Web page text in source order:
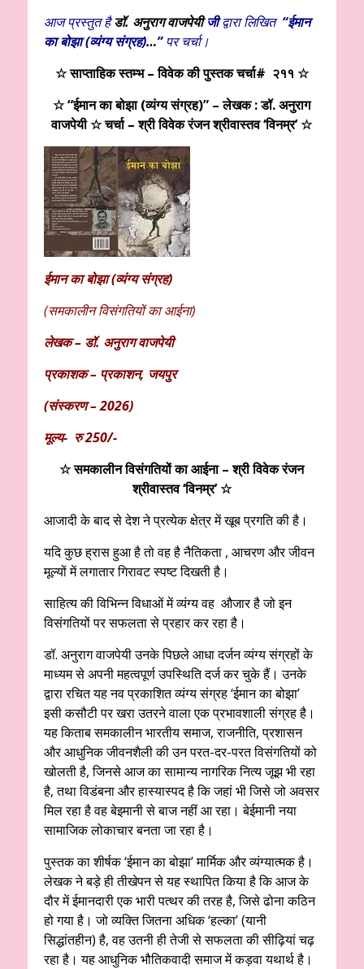
आज प्रस्तुत हैडॉ. अनुराग वाजपेयीजीद्वारा लिखित “ईमान
का बोझा (व्यंग्य संग्रह)…” पर चर्चा।
☆साप्ताहिक स्तम्भ – विवेक की पुस्तक चर्चा# २११ ☆
☆ “ईमान का बोझा (व्यंग्य संग्रह)” – लेखक : डॉ. अनुराग
वाजपेयी ☆ चर्चा – श्री विवेक रंजन श्रीवास्तव ‘विनम्र’ ☆
ईमान का बोझा (व्यंग्य संग्रह)
(समकालीन विसंगतियों का आईना)
लेखक – डॉ. अनुराग वाजपेयी
प्रकाशक – प्रकाशन, जयपुर
(संस्करण – 2026)
मूल्य- रु 250/-
☆ समकालीन विसंगतियों का आईना – श्री विवेक रंजन
श्रीवास्तव ‘विनम्र’ ☆
आजादी के बाद से देश ने प्रत्येक क्षेत्र में खूब प्रगति की है।
यदि कुछ ह्रास हुआ है तो वह है नैतिकता , आचरण और जीवन
मूल्यों में लगातार गिरावट स्पष्ट दिखती है।
साहित्य की विभिन्न विधाओं में व्यंग्य वह औजार है जो इन
विसंगतियों पर सफलता से प्रहार कर रहा है।
डॉ. अनुराग वाजपेयी उनके पिछले आधा दर्जन व्यंग्य संग्रहों के
माध्यम से अपनी महत्वपूर्ण उपस्थिति दर्ज कर चुके हैं। उनके
द्वारा रचित यह नव प्रकाशित व्यंग्य संग्रह ‘ईमान का बोझा’
इसी कसौटी पर खरा उतरने वाला एक प्रभावशाली संग्रह है।
यह किताब समकालीन भारतीय समाज, राजनीति, प्रशासन
और आधुनिक जीवनशैली की उन परत-दर-परत विसंगतियों को
खोलती है, जिनसे आज का सामान्य नागरिक नित्य जूझ भी रहा
है, तथा विडंबना और हास्यास्पद है कि जहां भी जिसे जो अवसर
मिल रहा है वह बेइमानी से बाज नहीं आ रहा। बेईमानी नया
सामाजिक लोकाचार बनता जा रहा है।
पुस्तक का शीर्षक ‘ईमान का बोझा’ मार्मिक और व्यंग्यात्मक है।
लेखक ने बड़े ही तीखेपन से यह स्थापित किया है कि आज के
दौर में ईमानदारी एक भारी पत्थर की तरह है, जिसे ढोना कठिन
हो गया है। जो व्यक्ति जितना अधिक ‘हल्का’ (यानी
सिद्धांतहीन) है, वह उतनी ही तेजी से सफलता की सीढ़ियां चढ़
रहा है। यह आधुनिक भौतिकवादी समाज में कड़वा यथार्थ है।